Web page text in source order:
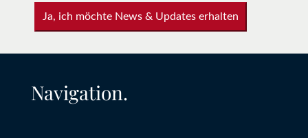
Ja, ich möchte News & Updates erhalten
Navigation.